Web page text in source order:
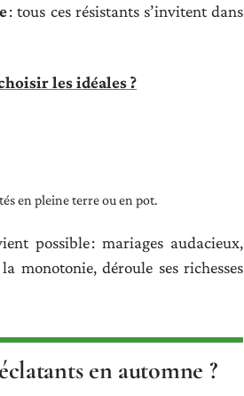
: tous ces résistants s’invitent dans
les idéales ?
en pleine terre ou en pot.
possible : mariages audacieux,
monotonie, déroule ses richesses
en automne ?